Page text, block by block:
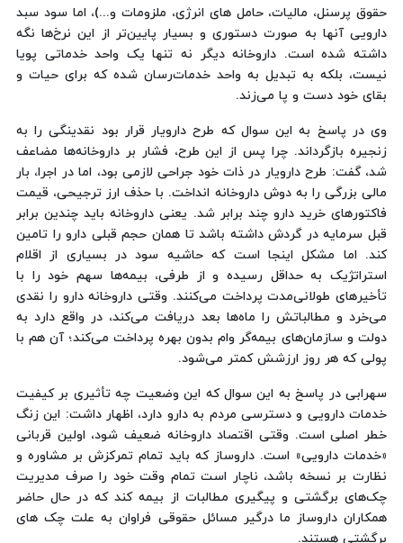
حقوق پرسنل، مالیات، حامل های انرژی، ملزومات و...)، اما سود سبد
دارویی آنها به صورت دستوری و بسیار پایین‌تر از این نرخ‌ها نگه
داشته شده است. داروخانه دیگر نه تنها یک واحد خدماتی پویا
نیست، بلکه به تبدیل به واحد خدمات‌رسان شده که برای حیات و
بقای خود دست و پا می‌زند.
وی در پاسخ به این سوال که طرح دارویار قرار بود نقدینگی را به
زنجیره بازگرداند. چرا پس از این طرح، فشار بر داروخانه‌ها مضاعف
شد، گفت: طرح دارویار در ذات خود جراحی لازمی بود، اما در اجرا، بار
مالی بزرگی را به دوش داروخانه انداخت. با حذف ارز ترجیحی، قیمت
فاکتورهای خرید دارو چند برابر شد. یعنی داروخانه باید چندین برابر
قبل سرمایه در گردش داشته باشد تا همان حجم قبلی دارو را تامین
کند. اما مشکل اینجا است که حاشیه سود در بسیاری از اقلام
استراتژیک به حداقل رسیده و از طرفی، بیمه‌ها سهم خود را با
تأخیرهای طولانی‌مدت پرداخت می‌کنند. وقتی داروخانه دارو را نقدی
می‌خرد و مطالباتش را ماه‌ها بعد دریافت می‌کند، در واقع دارد به
دولت و سازمان‌های بیمه‌گر وام بدون بهره پرداخت می‌کند؛ آن هم با
پولی که هر روز ارزشش کمتر می‌شود.
سهرابی در پاسخ به این سوال که این وضعیت چه تأثیری بر کیفیت
خدمات دارویی و دسترسی مردم به دارو دارد، اظهار داشت: این زنگ
خطر اصلی است. وقتی اقتصاد داروخانه ضعیف شود، اولین قربانی
«خدمات دارویی» است. داروساز که باید تمام تمرکزش بر مشاوره و
نظارت بر نسخه باشد، ناچار است تمام وقت خود را صرف مدیریت
چک‌های برگشتی و پیگیری مطالبات از بیمه کند که در حال حاضر
همکاران داروساز ما درگیر مسائل حقوقی فراوان به علت چک های
برگشتی هستند.